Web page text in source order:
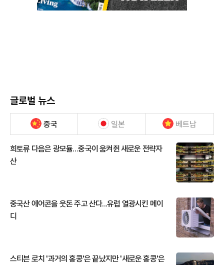
글로벌 뉴스
중국 일본 베트남
희토류 다음은 광모듈…중국이 움켜쥔 새로운 전략자
산
중국산 에어콘을 웃돈 주고 산다...유럽 열광시킨 메이
디
스티븐 로치 '과거의 홍콩'은 끝났지만 '새로운 홍콩'은